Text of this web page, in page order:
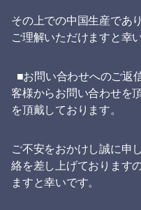
その上での中国生産であ
ご理解いただけますと幸
■お問い合わせへのご返
客様からお問い合わせを
を頂戴しております。
ご不安をおかけし誠に申
絡を差し上げております
ますと幸いです。